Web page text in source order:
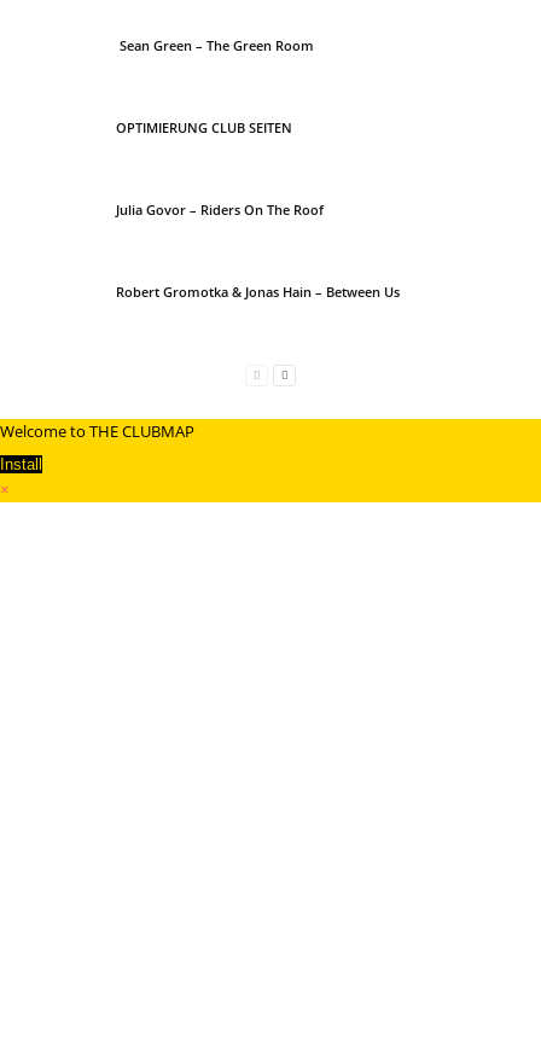
Sean Green – The Green Room
OPTIMIERUNG CLUB SEITEN
Julia Govor – Riders On The Roof
Robert Gromotka & Jonas Hain – Between Us
Welcome to THE CLUBMAP
Install
×